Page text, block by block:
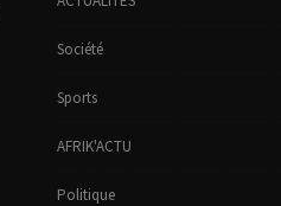
Société
Sports
AFRIK'ACTU
Politique